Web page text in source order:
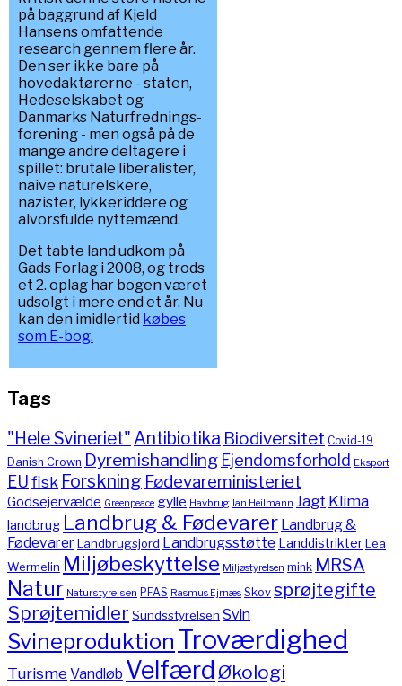
på baggrund af Kjeld
Hansens omfattende
research gennem flere år.
Den ser ikke bare på
hovedaktørerne - staten,
Hedeselskabet og
Danmarks Naturfrednings-
forening - men også på de
mange andre deltagere i
spillet: brutale liberalister,
naive naturelskere,
nazister, lykkeriddere og
alvorsfulde nyttemænd.
Det tabte land udkom på
Gads Forlag i 2008, og trods
et 2. oplag har bogen været
udsolgt i mere end et år. Nu
kan den imidlertid købes
som E-bog.
Tags
"Hele Svineriet" Antibiotika Biodiversitet Covid-19
Danish Crown Dyremishandling Ejendomsforhold Eksport
EUfisk Forskning Fødevareministeriet
Godsejervælde Greenpeace gylle Havbrug Ian Heilmann Jagt Klima
landbrug Landbrug & Fødevarer Landbrug &
FødevarerLandbrugsjord Landbrugsstøtte LanddistrikterLea
Wermelin Miljøbeskyttelse Miljøstyrelsen mink MRSA
Natur Naturstyrelsen PFAS Rasmus Ejrnæs Skov sprøjtegifte
Sprøjtemidler Sundsstyrelsen Svin
Svineproduktion Troværdighed
TurismeVandløb Velfærd Økologi